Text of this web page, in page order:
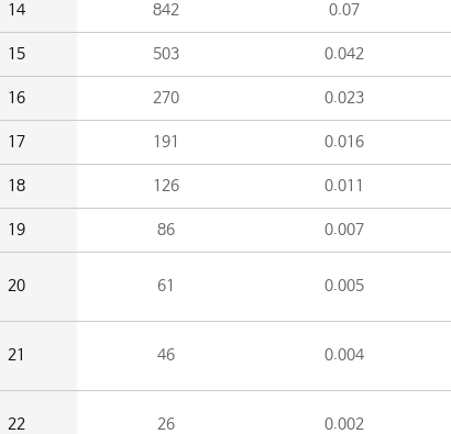
14 842 0.07
15 503 0.042
16 270 0.023
17 191 0.016
18 126 0.011
19 86 0.007
20 61 0.005
21 46 0.004
22 26 0.002